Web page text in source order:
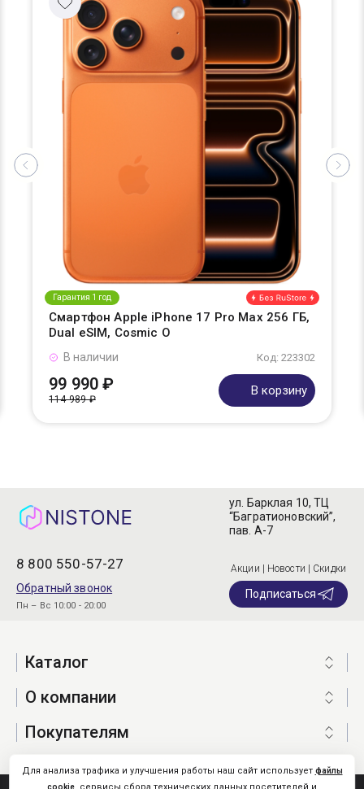
Гарантия 1 год
Смартфон Apple iPhone 17 Pro Max 256 ГБ,
Dual eSIM, Cosmic O
Код: 223302
В наличии
99 990 ₽
114 989 ₽
В корзину
8 800 550-57-27
Обратный звонок
Пн – Вс 10:00 - 20:00
ул. Барклая 10, ТЦ
“Багратионовский”,
пав. А-7
Акции | Новости | Скидки
Подписаться
Каталог
О компании
Покупателям
Для анализа трафика и улучшения работы наш сайт использует файлы
cookie